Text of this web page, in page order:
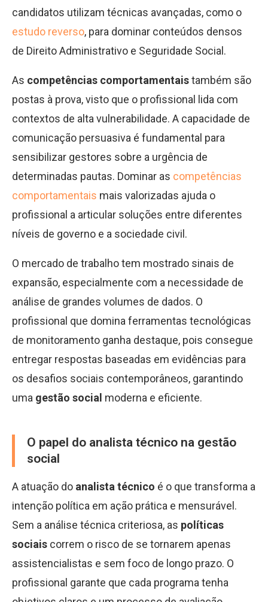
candidatos utilizam técnicas avançadas, como o
estudo reverso, para dominar conteúdos densos
de Direito Administrativo e Seguridade Social.
As competências comportamentaistambém são
postas à prova, visto que o profissional lida com
contextos de alta vulnerabilidade. A capacidade de
comunicação persuasiva é fundamental para
sensibilizar gestores sobre a urgência de
determinadas pautas. Dominar as competências
comportamentais mais valorizadas ajuda o
profissional a articular soluções entre diferentes
níveis de governo e a sociedade civil.
O mercado de trabalho tem mostrado sinais de
expansão, especialmente com a necessidade de
análise de grandes volumes de dados. O
profissional que domina ferramentas tecnológicas
de monitoramento ganha destaque, pois consegue
entregar respostas baseadas em evidências para
os desafios sociais contemporâneos, garantindo
uma gestão social moderna e eficiente.
O papel do analista técnico na gestão
social
A atuação do analista técnico é o que transforma a
intenção política em ação prática e mensurável.
Sem a análise técnica criteriosa, as políticas
sociais correm o risco de se tornarem apenas
assistencialistas e sem foco de longo prazo. O
profissional garante que cada programa tenha